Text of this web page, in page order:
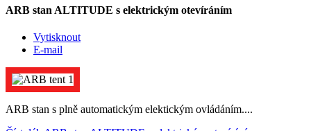
ARB stan ALTITUDE s elektrickým otevíráním
Vytisknout
E-mail
ARB stan s plně automatickým elektickým ovládáním....